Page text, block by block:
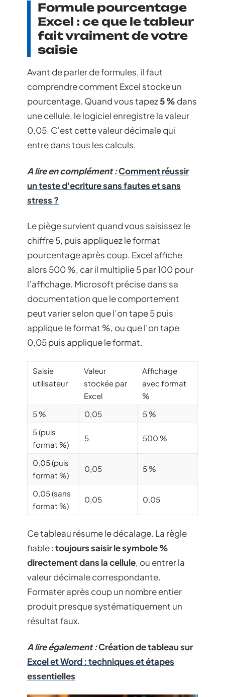
Formule pourcentage
Excel : ce que le tableur
fait vraiment de votre
saisie
Avant de parler de formules, il faut
comprendre comment Excel stocke un
pourcentage. Quand vous tapez5 % dans
une cellule, le logiciel enregistre la valeur
0,05. C’est cette valeur décimale qui
entre dans tous les calculs.
A lire en complément :Comment réussir
un teste d'ecriture sans fautes et sans
stress ?
Le piège survient quand vous saisissez le
chiffre 5, puis appliquez le format
pourcentage après coup. Excel affiche
alors 500 %, car il multiplie 5 par 100 pour
l’affichage. Microsoft précise dans sa
documentation que le comportement
peut varier selon que l’on tape 5 puis
applique le format %, ou que l’on tape
0,05 puis applique le format.
Saisie
utilisateur
Valeur
stockée par
Excel
Affichage
avec format
%
5 %
0,05
5 %
5 (puis
format %)
5 500 %
0,05 (puis
format %)
0,05 5 %
0,05 (sans
format %)
0,05 0,05
Ce tableau résume le décalage. La règle
fiable : toujours saisir le symbole %
directement dans la cellule, ou entrer la
valeur décimale correspondante.
Formater après coup un nombre entier
produit presque systématiquement un
résultat faux.
A lire également :Création de tableau sur
Excel et Word : techniques et étapes
essentielles